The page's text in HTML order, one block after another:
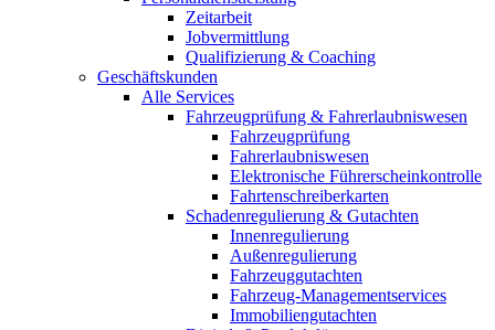
Zeitarbeit
Jobvermittlung
Qualifizierung & Coaching
Geschäftskunden
Alle Services
Fahrzeugprüfung & Fahrerlaubniswesen
Fahrzeugprüfung
Fahrerlaubniswesen
Elektronische Führerscheinkontrolle
Fahrtenschreiberkarten
Schadenregulierung & Gutachten
Innenregulierung
Außenregulierung
Fahrzeuggutachten
Fahrzeug-Managementservices
Immobiliengutachten